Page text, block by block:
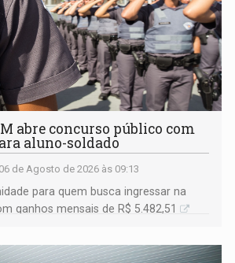
abre concurso público com
aluno-soldado
06 de Agosto de 2026 às 09:13
para quem busca ingressar na
ganhos mensais de R$ 5.482,51